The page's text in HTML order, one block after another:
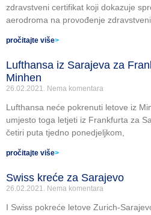
zdravstveni certifikat koji dokazuje
aerodroma na provođenje
pročitajte više>
Lufthansa iz Sarajeva za
Minhen
26.02.2021. Nema komentara
Lufthansa neće pokrenuti letove iz
umjesto toga letjeti iz Frankfurta za
četiri puta tjedno ponedjeljkom,
pročitajte više>
Swiss kreće za Sarajevo
26.02.2021. Nema komentara
I Swiss pokreće letove Zurich-